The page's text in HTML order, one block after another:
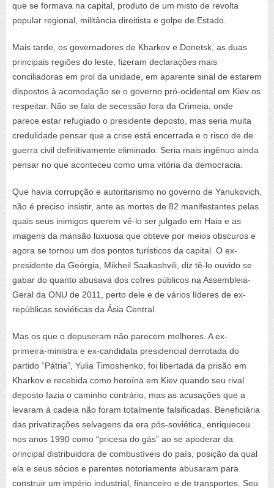
que se formava na capital, produto de um misto de revolta
popular regional, militância direitista e golpe de Estado.
Mais tarde, os governadores de Kharkov e Donetsk, as duas
principais regiões do leste, fizeram declarações mais
conciliadoras em prol da unidade, em aparente sinal de estarem
dispostos à acomodação se o governo pró-ocidental em Kiev os
respeitar. Não se fala de secessão fora da Crimeia, onde
parece estar refugiado o presidente deposto, mas seria muita
credulidade pensar que a crise está encerrada e o risco de de
guerra civil definitivamente eliminado. Seria mais ingênuo ainda
pensar no que aconteceu como uma vitória da democracia.
Que havia corrupção e autoritarismo no governo de Yanukovich,
não é preciso insistir, ante as mortes de 82 manifestantes pelas
quais seus inimigos querem vê-lo ser julgado em Haia e as
imagens da mansão luxuosa que obteve por meios obscuros e
agora se tornou um dos pontos turísticos da capital. O ex-
presidente da Geórgia, Mikheil Saakashvili, diz tê-lo ouvido se
gabar do quanto abusava dos cofres públicos na Assembleia-
Geral da ONU de 2011, perto dele e de vários líderes de ex-
repúblicas soviéticas da Ásia Central.
Mas os que o depuseram não parecem melhores. A ex-
primeira-ministra e ex-candidata presidencial derrotada do
partido “Pátria”, Yulia Timoshenko, foi libertada da prisão em
Kharkov e recebida como heroína em Kiev quando seu rival
deposto fazia o caminho contrário, mas as acusações que a
levaram à cadeia não foram totalmente falsificadas. Beneficiária
das privatizações selvagens da era pós-soviética, enriqueceu
nos anos 1990 como “pricesa do gás” ao se apoderar da
orincipal distribuidora de combustíveis do país, posição da qual
ela e seus sócios e parentes notoriamente abusaram para
construir um império industrial, financeiro e de transportes. Seu